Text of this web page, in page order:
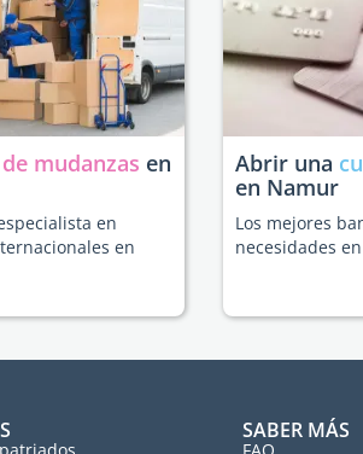
mudanzas en
en
en
Abrir una
en Namur
Los mejores
necesidades
SABER MÁS